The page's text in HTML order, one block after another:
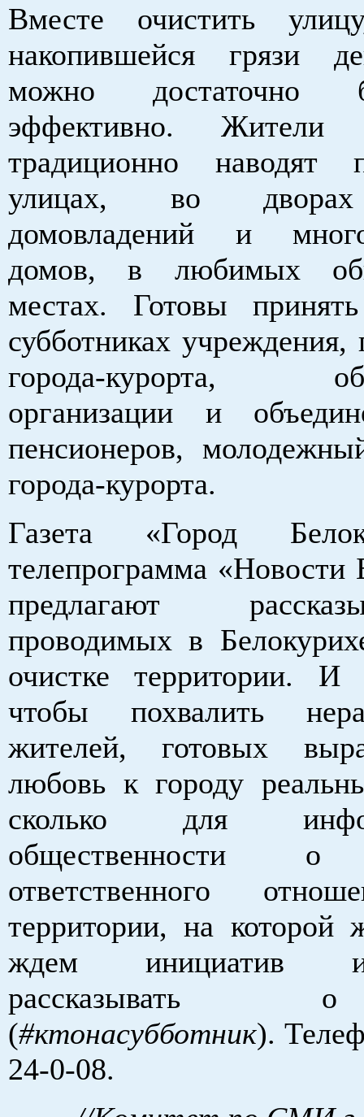
Вместе очистить
накопившейся грязи
можно достаточно
эффективно. Жители
традиционно наводят
улицах, во
домовладений и
домов, в любимых
местах. Готовы
субботниках учреждения,
города-курорта,
организации и
пенсионеров,
города-курорта.
Газета «Город
телепрограмма «Новости
предлагают
проводимых в
очистке территории. И
чтобы похвалить
жителей, готовых
любовь к городу
сколько для
общественности о
ответственного
территории, на
ждем инициатив
(#ктонасубботник).
24-0-08.